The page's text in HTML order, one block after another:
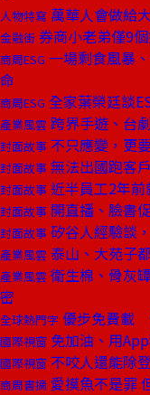
人物特寫 萬華人會做給
金融街 券商小老弟僅9
商周ESG 一場剩食風暴
命
商周ESG 全家葉榮廷談
產業風雲 跨界手遊、台
封面故事 不只應變，更
封面故事 無法出國跑客
封面故事 近半員工2年
封面故事 開直播、臉書
封面故事 矽谷人經驗談
產業風雲 泰山、大苑子
產業風雲 衛生棉、骨灰
密
全球熱門字 優步免費載
國際視窗 免加油、用
國際視窗 不咬人還能除
商周書摘 愛摸魚不是罪